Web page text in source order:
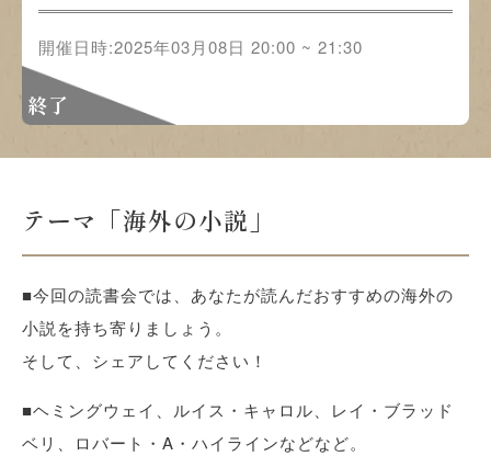
終了
開催日時:2025年03月08日 20:00 ~ 21:30
テーマ「海外の小説」
■今回の読書会では、あなたが読んだおすすめの海外の
小説を持ち寄りましょう。
そして、シェアしてください！
■ヘミングウェイ、ルイス・キャロル、レイ・ブラッド
ベリ、ロバート・A・ハイラインなどなど。